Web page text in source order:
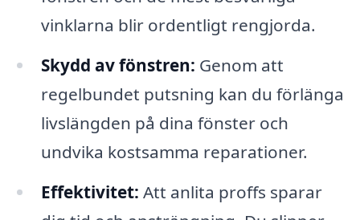
vinklarna blir ordentligt rengjorda.
Skydd av fönstren: Genom att
regelbundet putsning kan du förlänga
livslängden på dina fönster och
undvika kostsamma reparationer.
Effektivitet: Att anlita proffs sparar